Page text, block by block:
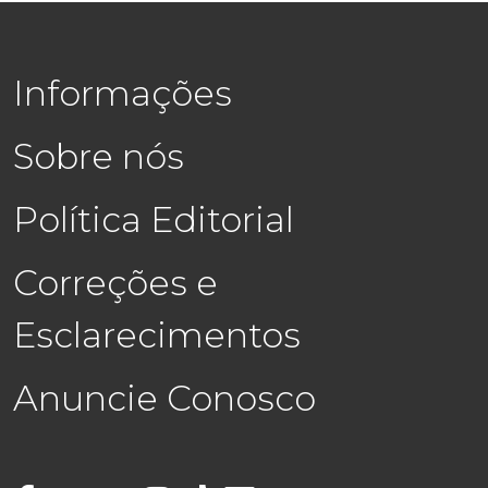
Informações
Sobre nós
Política Editorial
Correções e
Esclarecimentos
Anuncie Conosco